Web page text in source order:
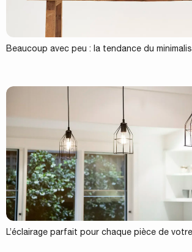
Beaucoup avec peu : la tendance du
L’éclairage parfait pour chaque pièce de